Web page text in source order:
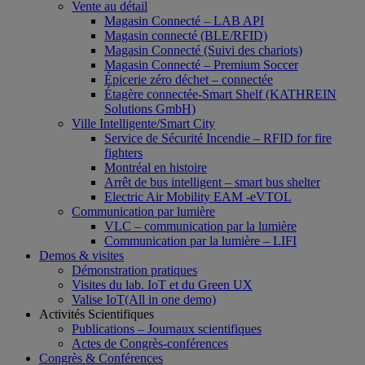
Vente au détail
Magasin Connecté – LAB API
Magasin connecté (BLE/RFID)
Magasin Connecté (Suivi des chariots)
Magasin Connecté – Premium Soccer
Épicerie zéro déchet – connectée
Étagère connectée-Smart Shelf (KATHREIN
Solutions GmbH)
Ville Intelligente/Smart City
Service de Sécurité Incendie – RFID for fire
fighters
Montréal en histoire
Arrêt de bus intelligent – smart bus shelter
Electric Air Mobility EAM -eVTOL
Communication par lumière
VLC – communication par la lumière
Communication par la lumière – LIFI
Demos & visites
Démonstration pratiques
Visites du lab. IoT et du Green UX
Valise IoT(All in one demo)
Activités Scientifiques
Publications – Journaux scientifiques
Actes de Congrès-conférences
Congrès & Conférences